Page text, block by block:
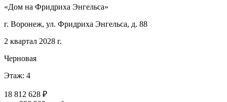
«Дом на Фридриха Энгельса»
г. Воронеж, ул. Фридриха Энгельса, д. 88
2 квартал 2028 г.
Черновая
Этаж: 4
18 812 628 ₽